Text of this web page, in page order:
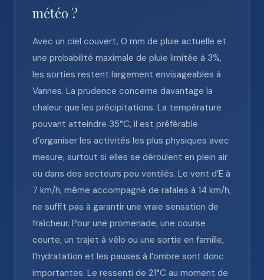
météo ?
Avec un ciel couvert, 0 mm de pluie actuelle et
une probabilité maximale de pluie limitée à 3%,
les sorties restent largement envisageables à
Vannes. La prudence concerne davantage la
chaleur que les précipitations. La température
pouvant atteindre 35°C, il est préférable
d’organiser les activités les plus physiques avec
mesure, surtout si elles se déroulent en plein air
ou dans des secteurs peu ventilés. Le vent d’E à
7 km/h, même accompagné de rafales à 14 km/h,
ne suffit pas à garantir une vraie sensation de
fraîcheur. Pour une promenade, une course
courte, un trajet à vélo ou une sortie en famille,
l’hydratation et les pauses à l’ombre sont donc
importantes. Le ressenti de 21°C au moment de